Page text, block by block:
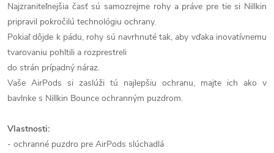
Najzraniteľnejšia časť sú samozrejme rohy a práve pre tie si Nillkin
pripravil pokročilú technológiu ochrany.
Pokiaľ dôjde k pádu, rohy sú navrhnuté tak, aby vďaka inovatívnemu
tvarovaniu pohltili a rozprestreli
do strán prípadný náraz.
Vaše AirPods si zaslúži tú najlepšiu ochranu, majte ich ako v
bavlnke s Nillkin Bounce ochranným puzdrom.
Vlastnosti:
- ochranné puzdro pre AirPods slúchadlá